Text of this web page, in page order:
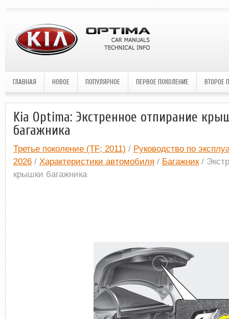
ГЛАВНАЯ НОВОЕ ПОПУЛЯРНОЕ ПЕРВОЕ ПОКОЛЕНИЕ ВТОРОЕ
Kia Optima: Экстренное отпирание
багажника
Третье поколение (TF; 2011) / Руководство по
2026 / Характеристики автомобиля / Багажник/
крышки багажника